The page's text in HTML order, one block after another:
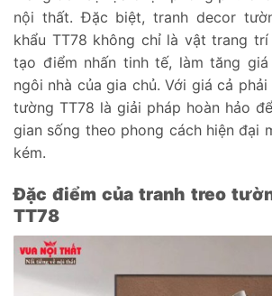
nội thất. Đặc biệt, tranh decor
khẩu TT78 không chỉ là vật trang
tạo điểm nhấn tinh tế, làm tăng
ngôi nhà của gia chủ. Với giá cả
tường TT78 là giải pháp hoàn hảo
gian sống theo phong cách hiện đại
kém.
Đặc điểm của tranh treo
TT78